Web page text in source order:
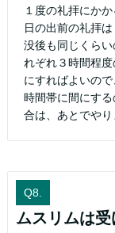
１度の礼拝にか
日の出前の礼拝
没後も同じくら
れぞれ３時間程
にすればよいの
時間帯に間にす
合は、あとでやり
Q8.
ムスリムは